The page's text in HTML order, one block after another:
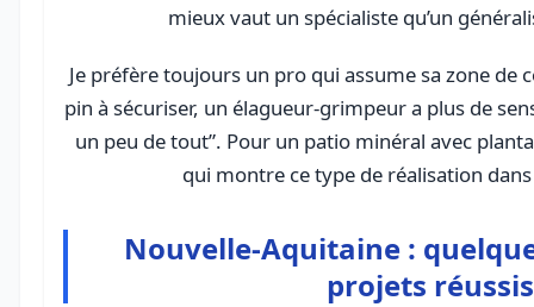
mieux vaut un spécialiste qu’un
Je préfère toujours un pro qui assume sa zone de
pin à sécuriser, un élagueur-grimpeur a plus de
un peu de tout”. Pour un patio minéral avec
qui montre ce type de réalisation
Nouvelle-Aquitaine :
projets réussis